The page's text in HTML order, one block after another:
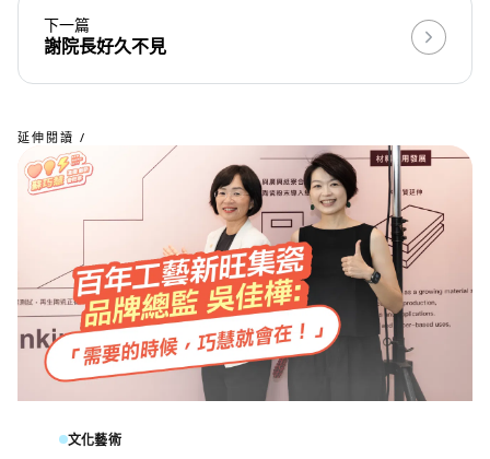
下一篇
謝院長好久不見
延伸閱讀 /
文化藝術